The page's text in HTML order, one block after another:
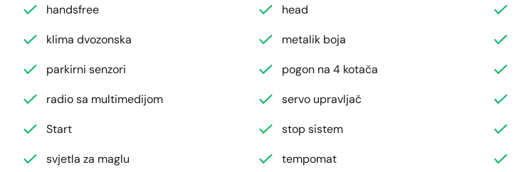
handsfree
head
klima dvozonska
metalik boja
parkirni senzori
pogon na 4 kotača
radio sa multimedijom
servo upravljač
Start
stop sistem
svjetla za maglu
tempomat